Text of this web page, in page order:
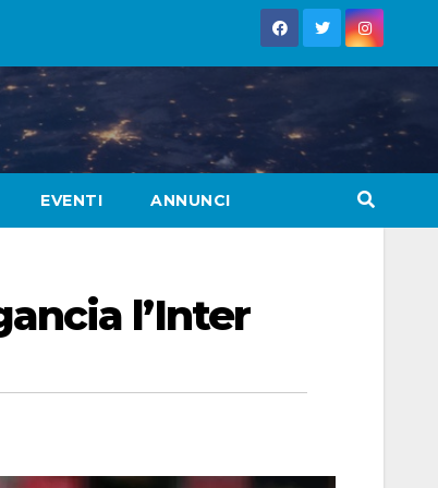
EVENTI ANNUNCI
l’Inter